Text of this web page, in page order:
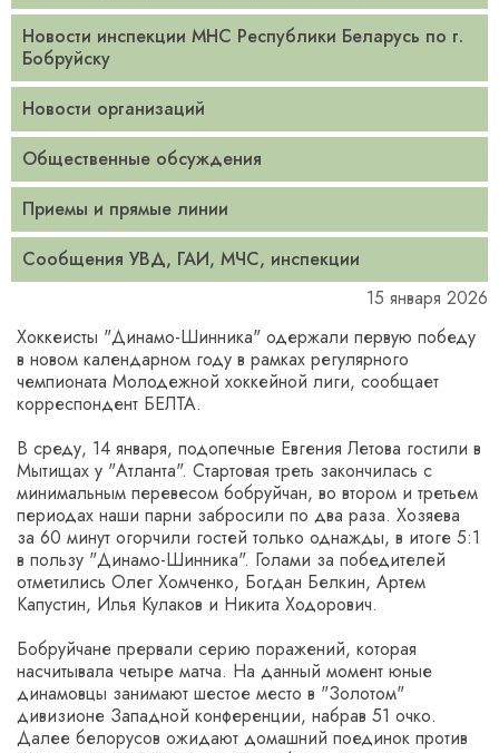
Новости инспекции МНС Республики Беларусь по г.
Бобруйску
Новости организаций
Общественные обсуждения
Приемы и прямые линии
Сообщения УВД, ГАИ, МЧС, инспекции
15 января 2026
Хоккеисты "Динамо-Шинника" одержали первую победу
в новом календарном году в рамках регулярного
чемпионата Молодежной хоккейной лиги, сообщает
корреспондент БЕЛТА.
В среду, 14 января, подопечные Евгения Летова гостили в
Мытищах у "Атланта". Стартовая треть закончилась с
минимальным перевесом бобруйчан, во втором и третьем
периодах наши парни забросили по два раза. Хозяева
за 60 минут огорчили гостей только однажды, в итоге 5:1
в пользу "Динамо-Шинника". Голами за победителей
отметились Олег Хомченко, Богдан Белкин, Артем
Капустин, Илья Кулаков и Никита Ходорович.
Бобруйчане прервали серию поражений, которая
насчитывала четыре матча. На данный момент юные
динамовцы занимают шестое место в "Золотом"
дивизионе Западной конференции, набрав 51 очко.
Далее белорусов ожидают домашний поединок против